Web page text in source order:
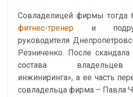
Совладелицей фирмы тогда
фитнес-тренер и
руководителя
Резниченко. После
состава владельцев
инжиниринга», а ее часть
совладельца фирма – Павла